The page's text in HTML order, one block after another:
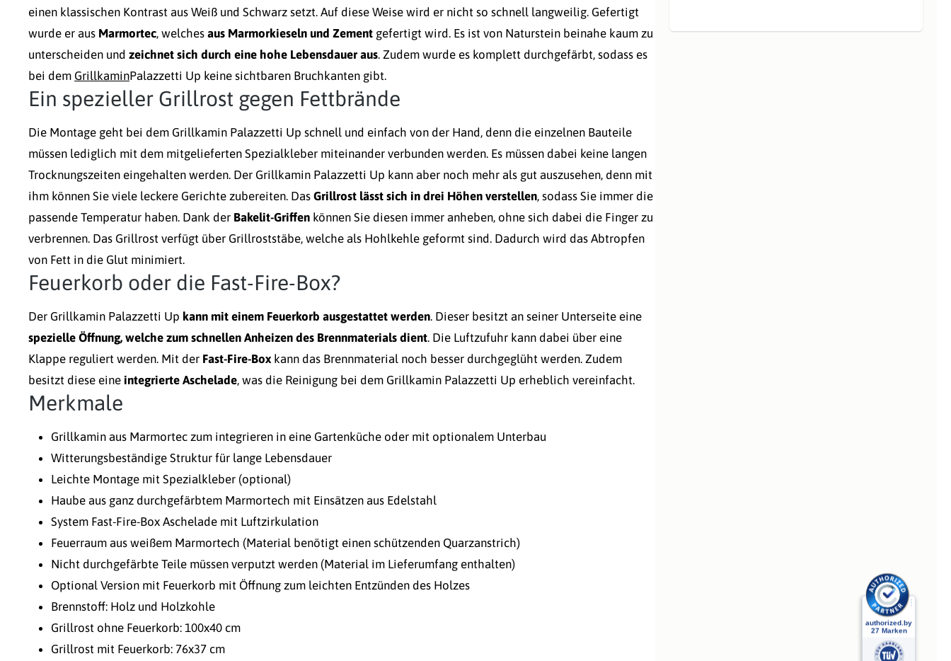
einen klassischen Kontrast aus Weiß und Schwarz setzt. Auf diese Weise wird er nicht so schnell langweilig. Gefertigt
wurde er aus Marmortec, welches aus Marmorkieseln und Zement gefertigt wird. Es ist von Naturstein beinahe kaum zu
unterscheiden und zeichnet sich durch eine hohe Lebensdauer aus. Zudem wurde es komplett durchgefärbt, sodass es
bei dem GrillkaminPalazzetti Up keine sichtbaren Bruchkanten gibt.
Ein spezieller Grillrost gegen Fettbrände
Die Montage geht bei dem Grillkamin Palazzetti Up schnell und einfach von der Hand, denn die einzelnen Bauteile
müssen lediglich mit dem mitgelieferten Spezialkleber miteinander verbunden werden. Es müssen dabei keine langen
Trocknungszeiten eingehalten werden. Der Grillkamin Palazzetti Up kann aber noch mehr als gut auszusehen, denn mit
ihm können Sie viele leckere Gerichte zubereiten. Das Grillrost lässt sich in drei Höhen verstellen, sodass Sie immer die
passende Temperatur haben. Dank der Bakelit-Griffen können Sie diesen immer anheben, ohne sich dabei die Finger zu
verbrennen. Das Grillrost verfügt über Grillroststäbe, welche als Hohlkehle geformt sind. Dadurch wird das Abtropfen
von Fett in die Glut minimiert.
Feuerkorb oder die Fast-Fire-Box?
Der Grillkamin Palazzetti Up kann mit einem Feuerkorb ausgestattet werden. Dieser besitzt an seiner Unterseite eine
spezielle Öffnung, welche zum schnellen Anheizen des Brennmaterials dient. Die Luftzufuhr kann dabei über eine
Klappe reguliert werden. Mit der Fast-Fire-Box kann das Brennmaterial noch besser durchgeglüht werden. Zudem
besitzt diese eine integrierte Aschelade, was die Reinigung bei dem Grillkamin Palazzetti Up erheblich vereinfacht.
Merkmale
Grillkamin aus Marmortec zum integrieren in eine Gartenküche oder mit optionalem Unterbau
Witterungsbeständige Struktur für lange Lebensdauer
Leichte Montage mit Spezialkleber (optional)
Haube aus ganz durchgefärbtem Marmortech mit Einsätzen aus Edelstahl
System Fast-Fire-Box Aschelade mit Luftzirkulation
Feuerraum aus weißem Marmortech (Material benötigt einen schützenden Quarzanstrich)
Nicht durchgefärbte Teile müssen verputzt werden (Material im Lieferumfang enthalten)
Optional Version mit Feuerkorb mit Öffnung zum leichten Entzünden des Holzes
Brennstoff: Holz und Holzkohle
Grillrost ohne Feuerkorb: 100x40 cm
Grillrost mit Feuerkorb: 76x37 cm